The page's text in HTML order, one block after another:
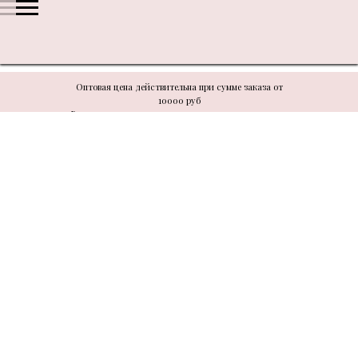
Оптовая цена действительна при сумме заказа от
10000 руб
В связи с техническими моментами цену уточнять у